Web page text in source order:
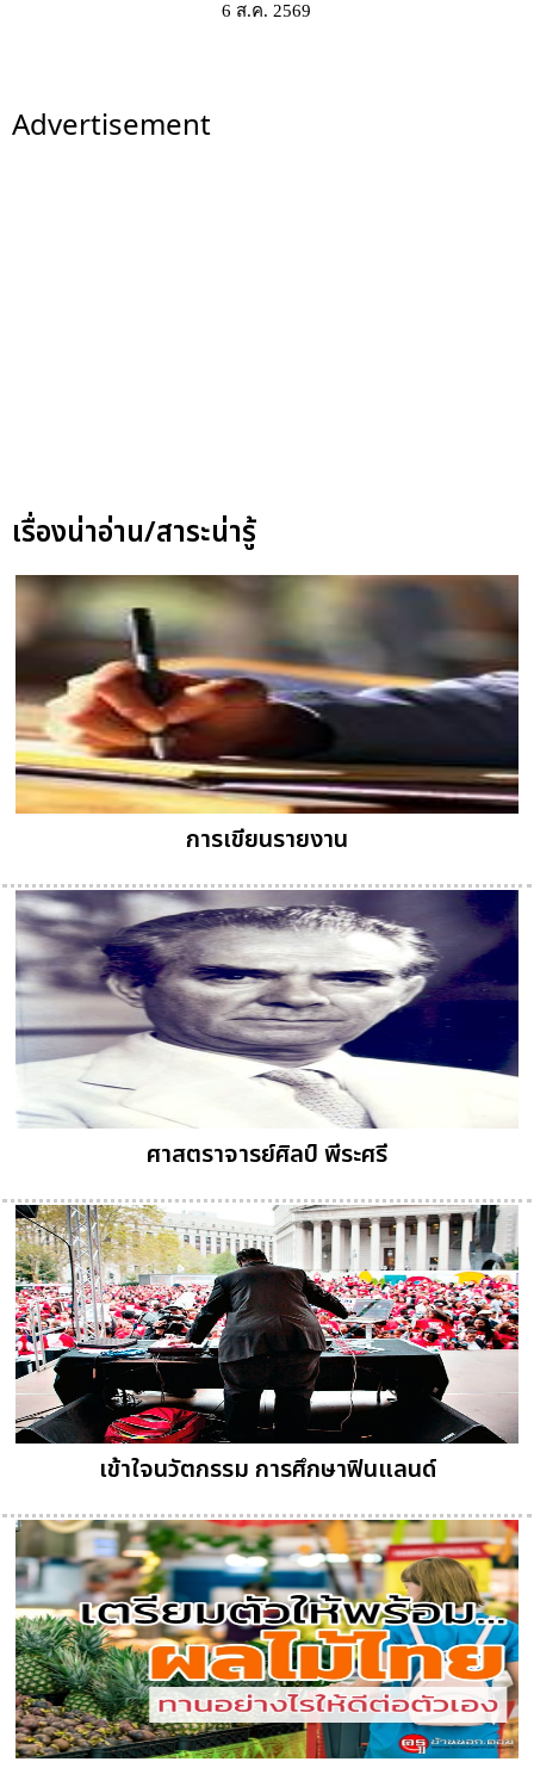
6 ส.ค. 2569
Advertisement
เรื่องน่าอ่าน/สาระน่ารู้
การเขียนรายงาน
ศาสตราจารย์ศิลป์ พีระศรี
เข้าใจนวัตกรรม การศึกษาฟินแลนด์